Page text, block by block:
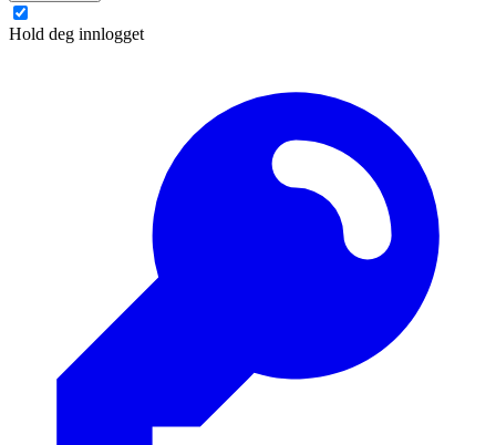
Hold deg innlogget